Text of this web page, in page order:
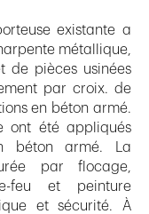
existante a
métallique,
de pièces usinées
par croix. de
en béton armé.
ont été appliqués
béton armé. La
par flocage,
feu et peinture
et sécurité. À